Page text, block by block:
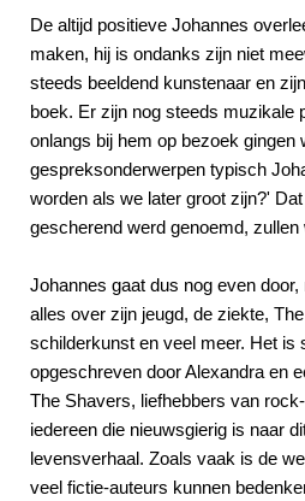
De altijd positieve Johannes
maken, hij is ondanks zijn niet
steeds beeldend kunstenaar en
boek. Er zijn nog steeds muzikale
onlangs bij hem op bezoek gingen
gespreksonderwerpen typisch
worden als we later groot zijn?'
gescherend werd genoemd,
Johannes gaat dus nog even
alles over zijn jeugd, de ziekte,
schilderkunst en veel meer. Het is
opgeschreven door Alexandra en
The Shavers, liefhebbers van
iedereen die nieuwsgierig is naar
levensverhaal. Zoals vaak is de
veel fictie-auteurs kunnen